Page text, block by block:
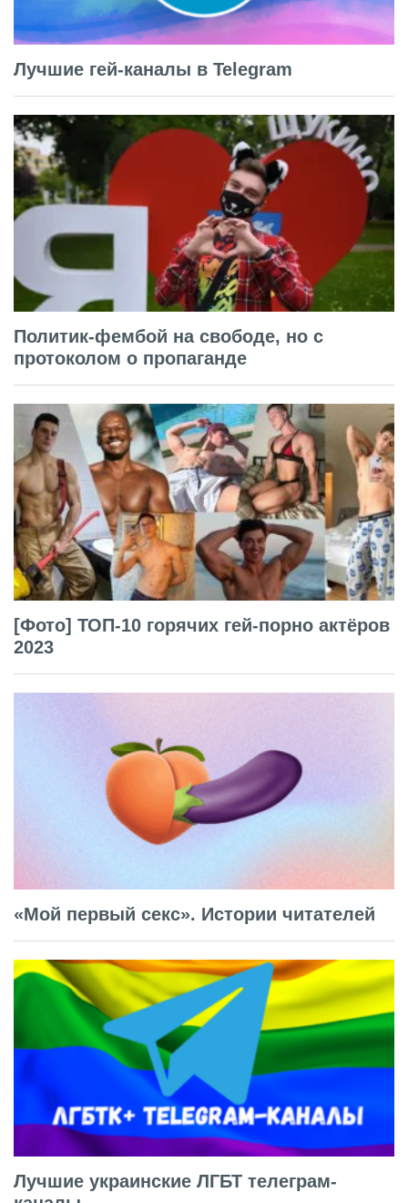
Лучшие гей-каналы в Telegram
Политик-фембой на свободе, но с
протоколом о пропаганде
[Фото] ТОП-10 горячих гей-порно актёров
2023
«Мой первый секс». Истории читателей
Лучшие украинские ЛГБТ телеграм-